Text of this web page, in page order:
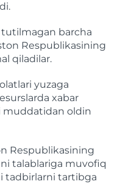
tutilmagan barcha
Respublikasining
qiladilar.
yuzaga
xabar
muddatidan oldin
Respublikasining
talablariga muvofiq
tadbirlarni tartibga